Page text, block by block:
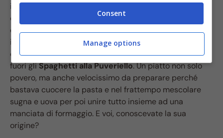
ingredienti che si ritrovavano è venuto fuori un piatto
che ancora oggi è un cult della cucina campana. Madri
e padri di famiglia in qualche modo dovevano pur
inventarsi qualcosa per ‘mettere il piatto a tavola’. E
così, dall’unione di Pasta, Sugna ed Uova son venuti
fuori gliSpaghetti alla Puveriello. Un piatto non solo
povero, ma anche velocissimo da preparare perché
bastava cuocere la pasta e nel frattempo mescolare
sugna e uova per poi unire tutto insieme ad una
manciata di formaggio. E voi, conoscevate la sua
origine?
Consent
Manage options